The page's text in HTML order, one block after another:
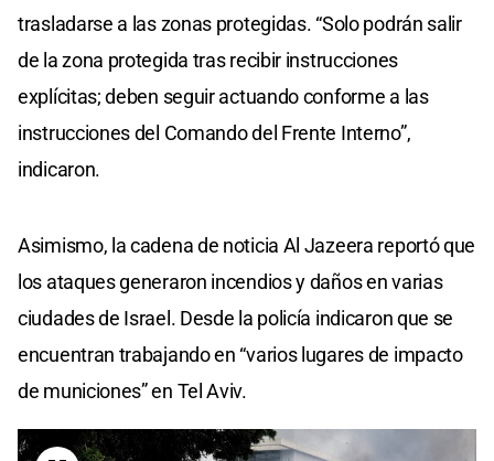
trasladarse a las zonas protegidas. “Solo podrán salir
de la zona protegida tras recibir instrucciones
explícitas; deben seguir actuando conforme a las
instrucciones del Comando del Frente Interno”,
indicaron.
Asimismo, la cadena de noticia Al Jazeera reportó que
los ataques generaron incendios y daños en varias
ciudades de Israel. Desde la policía indicaron que se
encuentran trabajando en “varios lugares de impacto
de municiones” en Tel Aviv.